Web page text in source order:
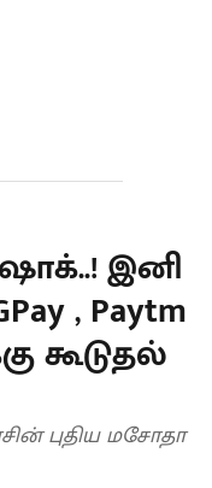
இனி
, Paytm
கூடுதல்
புதிய மசோதா